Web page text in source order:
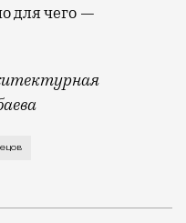
для чего —
предполагает